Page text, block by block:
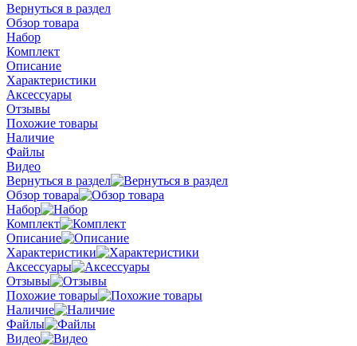
Вернуться в раздел
Обзор товара
Набор
Комплект
Описание
Характеристики
Аксессуары
Отзывы
Похожие товары
Наличие
Файлы
Видео
Вернуться в раздел
Обзор товара
Набор
Комплект
Описание
Характеристики
Аксессуары
Отзывы
Похожие товары
Наличие
Файлы
Видео